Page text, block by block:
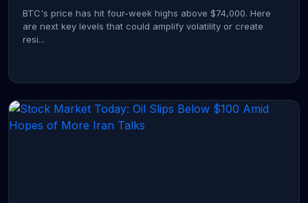
BTC's price has hit four-week highs above $74,000. Here
are next key levels that could amplify volatility or create
resi...